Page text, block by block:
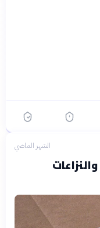
الشهر الماضي